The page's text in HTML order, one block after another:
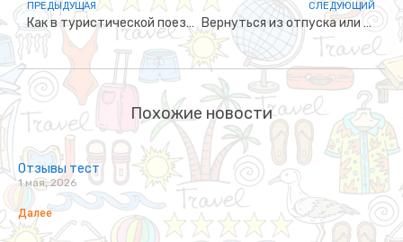
ПРЕДЫДУЩАЯ
Как в туристической поездке уберечься от болезней
СЛЕДУЮЩИЙ
Вернуться из отпуска или как «Остаться в Живых»
Похожие новости
Отзывы тест
1 мая, 2026
Далее